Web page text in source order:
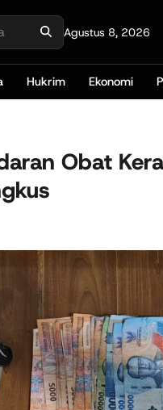
Agustus 8, 2026
Hukrim Ekonomi
Obat